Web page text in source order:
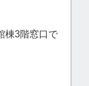
棟3階窓口で